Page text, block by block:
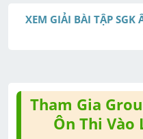
XEM GIẢI BÀI TẬP SGK
Tham Gia
Ôn Thi Vào